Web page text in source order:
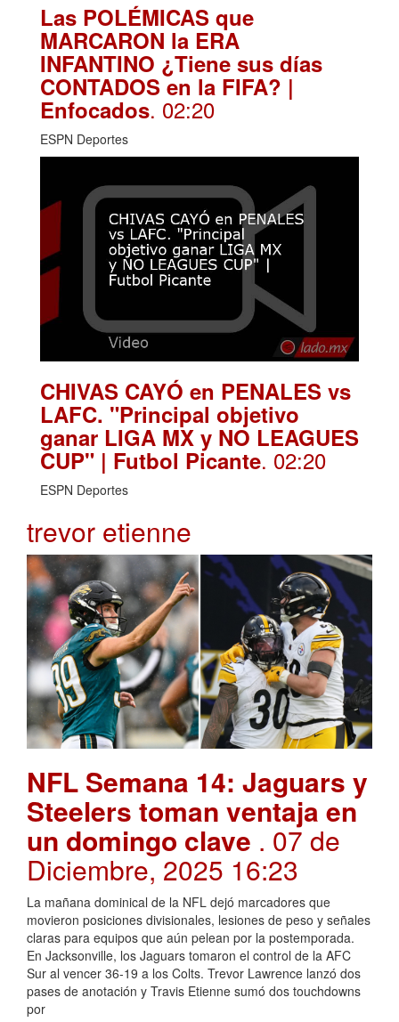
Las POLÉMICAS que
MARCARON la ERA
INFANTINO ¿Tiene sus días
CONTADOS en la FIFA? |
Enfocados. 02:20
ESPN Deportes
CHIVAS CAYÓ en PENALES vs
LAFC. "Principal objetivo
ganar LIGA MX y NO LEAGUES
CUP" | Futbol Picante. 02:20
ESPN Deportes
trevor etienne
NFL Semana 14: Jaguars y
Steelers toman ventaja en
un domingo clave . 07 de
Diciembre, 2025 16:23
La mañana dominical de la NFL dejó marcadores que
movieron posiciones divisionales, lesiones de peso y señales
claras para equipos que aún pelean por la postemporada.
En Jacksonville, los Jaguars tomaron el control de la AFC
Sur al vencer 36-19 a los Colts. Trevor Lawrence lanzó dos
pases de anotación y Travis Etienne sumó dos touchdowns
por